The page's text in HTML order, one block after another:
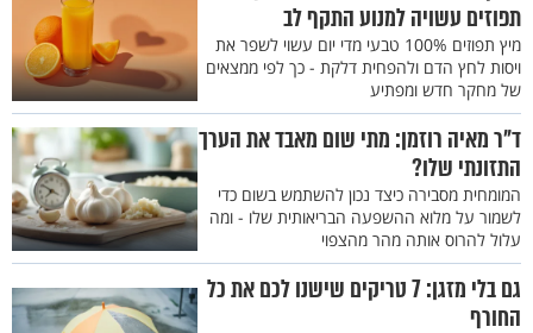
תפוזים עשויה למנוע התקף לב
מיץ תפוזים 100% טבעי מדי יום עשוי לשפר את
ויסות לחץ הדם ולהפחית דלקת - כך לפי ממצאים
של מחקר חדש ומפתיע
ד"ר מאיה רוזמן: מתי שום מאבד את הערך
התזונתי שלו?
המומחית מסבירה כיצד נכון להשתמש בשום כדי
לשמור על מלוא ההשפעה הבריאותית שלו - ומה
עלול להרוס אותה מהר מהצפוי
גם בלי מזגן: 7 טריקים שישנו לכם את כל
החורף